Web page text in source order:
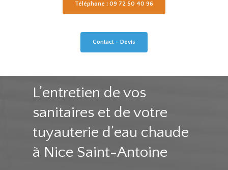
Téléphone : 09 72 50 40 96
Contact - Devis
L’entretien de vos
sanitaires et de votre
tuyauterie d’eau chaude
à Nice Saint-Antoine